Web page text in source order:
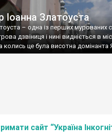
Іоанна Златоуста
– одна із перших мурованих
дзвіниця і нині видніється в
колись це була висотна домінанта
сайт “Україна